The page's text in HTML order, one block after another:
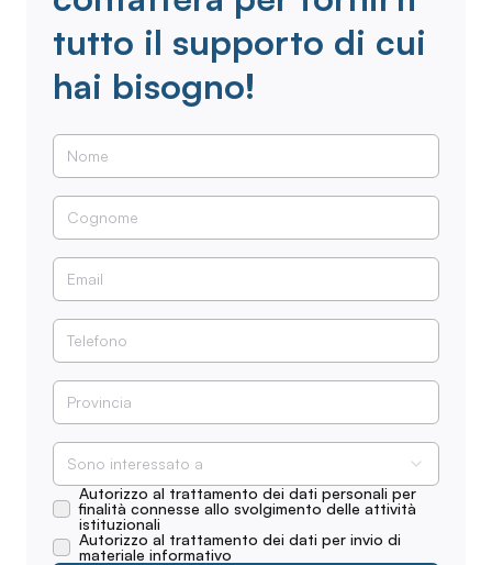
tutto il supporto di cui
hai bisogno!
Sono interessato a
Autorizzo al trattamento dei dati personali per
finalità connesse allo svolgimento delle attività
istituzionali
Autorizzo al trattamento dei dati per invio di
materiale informativo